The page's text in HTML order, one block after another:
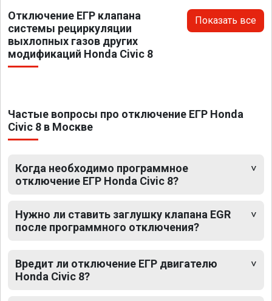
Отключение ЕГР клапана
системы рециркуляции
выхлопных газов других
модификаций Honda Civic 8
Показать все
Частые вопросы про отключение ЕГР Honda
Civic 8 в Москве
Когда необходимо программное
отключение ЕГР Honda Civic 8?
Нужно ли ставить заглушку клапана EGR
после программного отключения?
Вредит ли отключение ЕГР двигателю
Honda Civic 8?